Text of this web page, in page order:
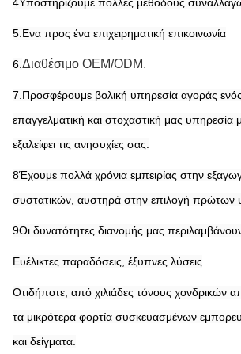
5.Ενα προς ένα επιχειρηματική επικοινωνία
6. Διαθέσιμο OEM/ODM.
7.Προσφέρουμε βολική υπηρεσία αγοράς
επαγγελματική και στοχαστική μας
εξαλείφει τις ανησυχίες σας.
8Έχουμε πολλά χρόνια εμπειρίας στην
συστατικών, αυστηρά στην επιλογή πρώτων
9Οι δυνατότητες διανομής μας
Ευέλικτες παραδόσεις, έξυπνες λύσεις
Οτιδήποτε, από χιλιάδες τόνους χονδρικών
τα μικρότερα φορτία συσκευασμένων
και δείγματα.